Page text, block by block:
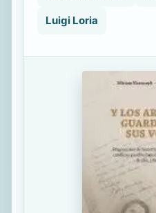
Luigi Loria